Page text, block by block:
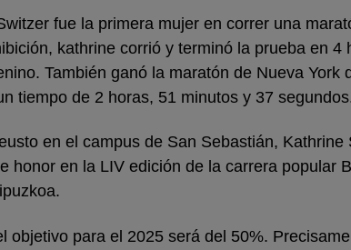
fue la primera mujer en correr una
kathrine corrió y terminó la prueba en 4
También ganó la maratón de Nueva York
tiempo de 2 horas, 51 minutos y 37
en el campus de San Sebastián, Kathrine
honor en la LIV edición de la carrera popular
para el 2025 será del 50%.